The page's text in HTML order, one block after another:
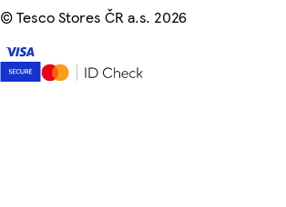
©Tesco Stores ČR a.s. 2026